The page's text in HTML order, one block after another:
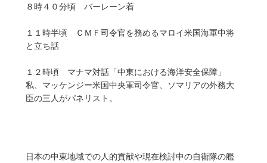
８時４０分頃 バーレーン着
１１時半頃 ＣＭＦ司令官を務めるマロイ米国海軍中将
と立ち話
１２時頃 マナマ対話「中東における海洋安全保障」
私、マッケンジー米国中央軍司令官、ソマリアの外務大
臣の三人がパネリスト。
日本の中東地域での人的貢献や現在検討中の自衛隊の艦